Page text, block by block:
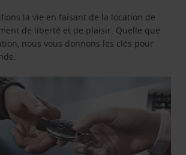
la vie en faisant de la location de
de liberté et de plaisir. Quelle que
nous vous donnons les clés pour